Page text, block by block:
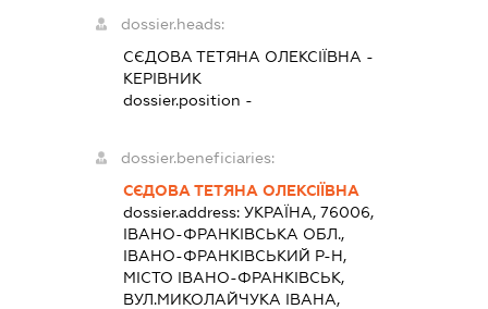
dossier.heads:
СЄДОВА ТЕТЯНА ОЛЕКСІЇВНА -
КЕРІВНИК
dossier.position -
dossier.beneficiaries:
СЄДОВА ТЕТЯНА ОЛЕКСІЇВНА
dossier.address:УКРАЇНА, 76006,
ІВАНО-ФРАНКІВСЬКА ОБЛ.,
ІВАНО-ФРАНКІВСЬКИЙ Р-Н,
МІСТО ІВАНО-ФРАНКІВСЬК,
ВУЛ.МИКОЛАЙЧУКА ІВАНА,